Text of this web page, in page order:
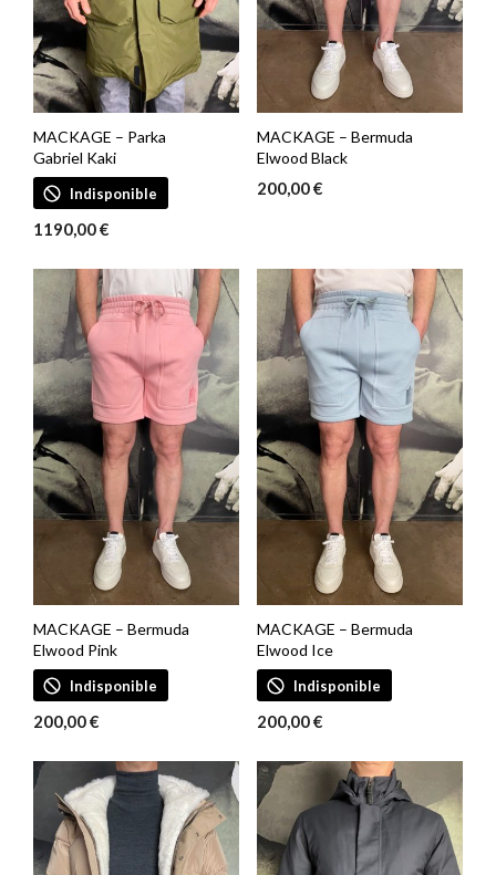
MACKAGE – Parka
Gabriel Kaki
Indisponible
1190,00€
MACKAGE – Bermuda
Elwood Black
200,00€
MACKAGE – Bermuda
Elwood Pink
Indisponible
200,00€
MACKAGE – Bermuda
Elwood Ice
Indisponible
200,00€